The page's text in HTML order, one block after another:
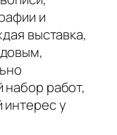
и
выставка,
работ,
интерес у